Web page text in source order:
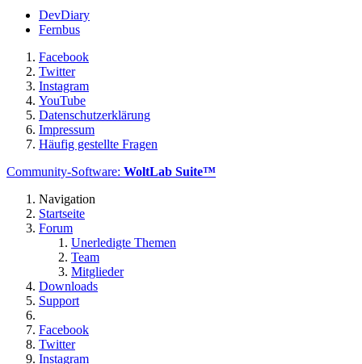
DevDiary
Fernbus
Facebook
Twitter
Instagram
YouTube
Datenschutzerklärung
Impressum
Häufig gestellte Fragen
Community-Software: WoltLab Suite™
Navigation
Startseite
Forum
Unerledigte Themen
Team
Mitglieder
Downloads
Support
Facebook
Twitter
Instagram